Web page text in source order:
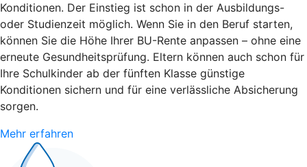
Konditionen. Der Einstieg ist schon in der Ausbildungs-
oder Studienzeit möglich. Wenn Sie in den Beruf starten,
können Sie die Höhe Ihrer BU-Rente anpassen – ohne eine
erneute Gesundheitsprüfung. Eltern können auch schon für
Ihre Schulkinder ab der fünften Klasse günstige
Konditionen sichern und für eine verlässliche Absicherung
sorgen.
Mehr erfahren